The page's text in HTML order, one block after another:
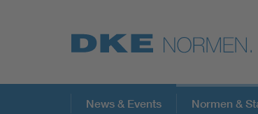
Top-Themen
News & Events Normen &